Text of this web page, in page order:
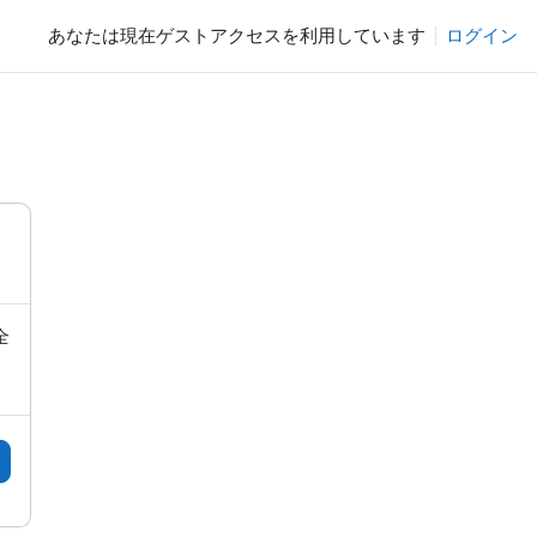
あなたは現在ゲストアクセスを利用しています ログイン